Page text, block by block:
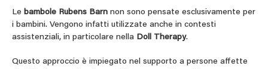
Le bambole Rubens Barn non sono pensate esclusivamente per
i bambini. Vengono infatti utilizzate anche in contesti
assistenziali, in particolare nella Doll Therapy.
Questo approccio è impiegato nel supporto a persone affette